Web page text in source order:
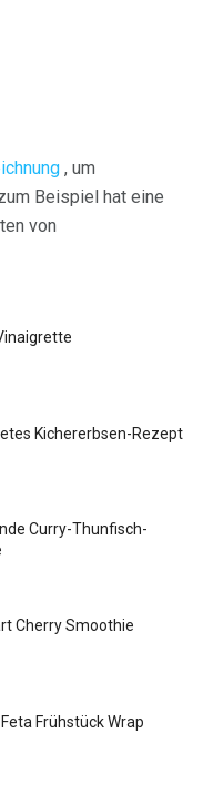
, um
Beispiel hat eine
von
Kichererbsen-Rezept
Curry-Thunfisch-
Cherry Smoothie
Frühstück Wrap